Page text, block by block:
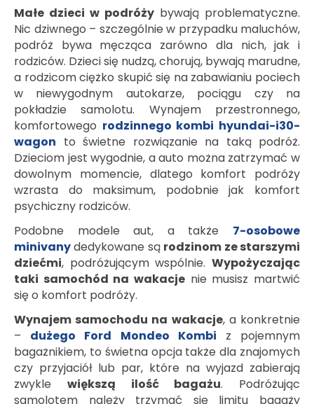
Małe dzieci w podróży bywają problematyczne.
Nic dziwnego – szczególnie w przypadku maluchów,
podróż bywa męcząca zarówno dla nich, jak i
rodziców. Dzieci się nudzą, chorują, bywają marudne,
a rodzicom ciężko skupić się na zabawianiu pociech
w niewygodnym autokarze, pociągu czy na
pokładzie samolotu. Wynajem przestronnego,
komfortowego rodzinnego kombi hyundai-i30-
wagon to świetne rozwiązanie na taką podróż.
Dzieciom jest wygodnie, a auto można zatrzymać w
dowolnym momencie, dlatego komfort podróży
wzrasta do maksimum, podobnie jak komfort
psychiczny rodziców.
Podobne modele aut, a także 7-osobowe
minivanydedykowane są rodzinom ze starszymi
dziećmi, podróżującym wspólnie. Wypożyczając
taki samochód na wakacje nie musisz martwić
się o komfort podróży.
Wynajem samochodu na wakacje, a konkretnie
– dużego Ford Mondeo Kombi z pojemnym
bagażnikiem, to świetna opcja także dla znajomych
czy przyjaciół lub par, które na wyjazd zabierają
zwykle większą ilość bagażu. Podróżując
samolotem należy trzymać się limitu bagaży